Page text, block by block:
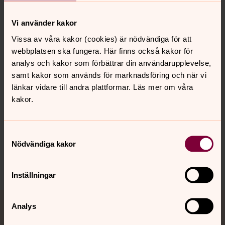
Vi använder kakor
Vissa av våra kakor (cookies) är nödvändiga för att
webbplatsen ska fungera. Här finns också kakor för
analys och kakor som förbättrar din användarupplevelse,
samt kakor som används för marknadsföring och när vi
länkar vidare till andra plattformar. Läs mer om våra
kakor.
Nödvändiga kakor
Inställningar
Analys
för att diskutera Svenska kyrkans predikan. Literacy
meningen med vad som sägs. Hur sker det i ett kyrkligt
sammanhang?
Eriksson, Anne-Louise,Att predika en tradition: om tro
och teologisk literacy, Arcus, Lund, 2012. ISBN:
9789188552976.
Senast ändrad 6 oktober 2022
Jourhavande präst